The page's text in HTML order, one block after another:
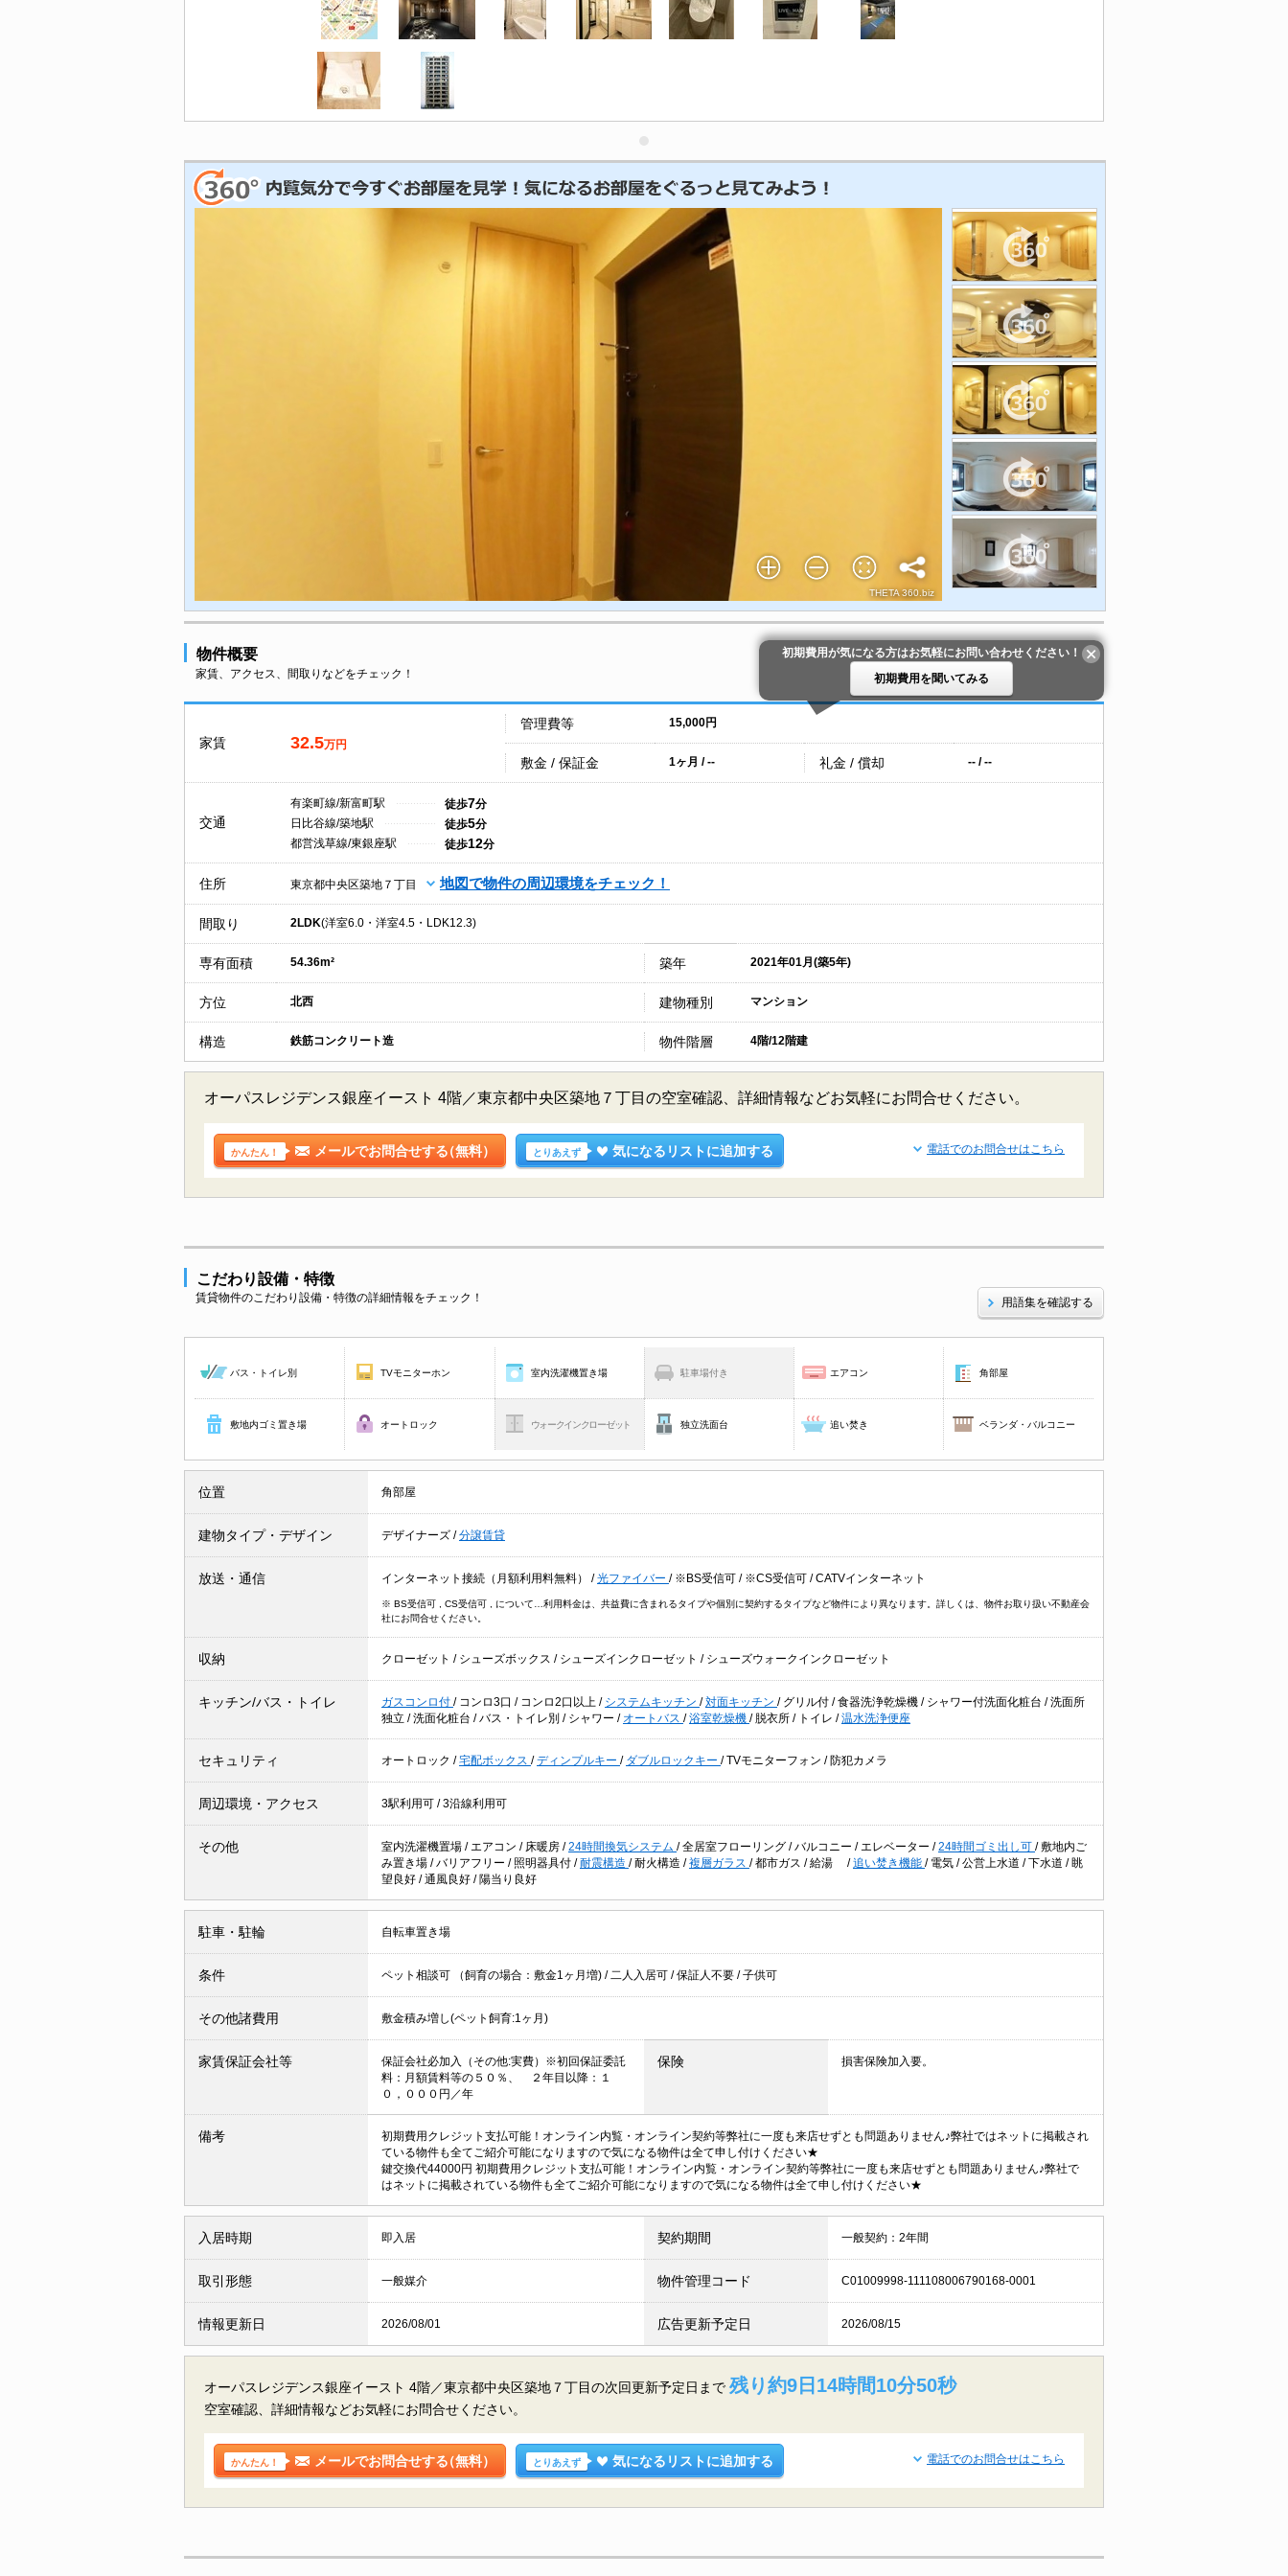
物件概要
家賃、アクセス、間取りなどをチェック！
初期費用が気になる方はお気軽にお問い合わせください！
初期費用を聞いてみる
家賃 32.5万円
管理費等 15,000円
敷金 / 保証金 1ヶ月 / -- 礼金 / 償却 -- / --
交通
有楽町線/新富町駅 徒歩7分
日比谷線/築地駅
徒歩5分
都営浅草線/東銀座駅
徒歩12分
住所 東京都中央区築地７丁目 地図で物件の周辺環境をチェック！
間取り 2LDK(洋室6.0・洋室4.5・LDK12.3)
専有面積 54.36m² 築年 2021年01月(築5年)
方位 北西 建物種別 マンション
構造 鉄筋コンクリート造 物件階層 4階/12階建
オーパスレジデンス銀座イースト 4階／東京都中央区築地７丁目の空室確認、詳細情報などお気軽にお問合せください。
かんたん！ メールでお問合せする（無料） とりあえず 気になるリストに追加する 電話でのお問合せはこちら
こだわり設備・特徴
賃貸物件のこだわり設備・特徴の詳細情報をチェック！ 用語集を確認する
バス・トイレ別 TVモニターホン 室内洗濯機置き場 駐車場付き エアコン 角部屋
敷地内ゴミ置き場 オートロック ウォークインクローゼット 独立洗面台 追い焚き ベランダ・バルコニー
位置 角部屋
建物タイプ・デザイン デザイナーズ /分譲賃貸
放送・通信 インターネット接続（月額利用料無料） /光ファイバー / ※BS受信可 / ※CS受信可 /CATVインターネット
※ BS受信可 , CS受信可 , について…利用料金は、共益費に含まれるタイプや個別に契約するタイプなど物件により異なります。詳しくは、物件お取り扱い不動産会
社にお問合せください。
収納 クローゼット / シューズボックス / シューズインクローゼット / シューズウォークインクローゼット
キッチン/バス・トイレ ガスコンロ付 / コンロ3口 / コンロ2口以上 / システムキッチン /対面キッチン / グリル付 /食器洗浄乾燥機 / シャワー付洗面化粧台 /洗面所
独立 /洗面化粧台 /バス・トイレ別 / シャワー / オートバス /浴室乾燥機 / 脱衣所 / トイレ /温水洗浄便座
セキュリティ オートロック /宅配ボックス /ディンプルキー / ダブルロックキー /TVモニターフォン / 防犯カメラ
周辺環境・アクセス 3駅利用可 /3沿線利用可
その他 室内洗濯機置場 / エアコン / 床暖房 /24時間換気システム /全居室フローリング /バルコニー / エレベーター /24時間ゴミ出し可 /敷地内ご
み置き場 /バリアフリー / 照明器具付 /耐震構造 /耐火構造 /複層ガラス /都市ガス /給湯 /追い焚き機能 / 電気 /公営上水道 /下水道 / 眺
望良好 /通風良好 / 陽当り良好
駐車・駐輪 自転車置き場
条件 ペット相談可 （飼育の場合：敷金1ヶ月増) / 二人入居可 /保証人不要 /子供可
その他諸費用 敷金積み増し(ペット飼育:1ヶ月)
家賃保証会社等
保証会社必加入（その他:実費）※初回保証委託
料：月額賃料等の５０％、 ２年目以降：１
０，０００円／年
保険 損害保険加入要。
備考
初期費用クレジット支払可能！オンライン内覧・オンライン契約等弊社に一度も来店せずとも問題ありません♪弊社ではネットに掲載され
ている物件も全てご紹介可能になりますので気になる物件は全て申し付けください★
鍵交換代44000円 初期費用クレジット支払可能！オンライン内覧・オンライン契約等弊社に一度も来店せずとも問題ありません♪弊社で
はネットに掲載されている物件も全てご紹介可能になりますので気になる物件は全て申し付けください★
入居時期 即入居 契約期間 一般契約：2年間
取引形態 一般媒介 物件管理コード C01009998-111108006790168-0001
情報更新日 2026/08/01 広告更新予定日 2026/08/15
オーパスレジデンス銀座イースト 4階／東京都中央区築地７丁目の次回更新予定日まで 残り約9日14時間10分48秒
空室確認、詳細情報などお気軽にお問合せください。
かんたん！ メールでお問合せする（無料） とりあえず 気になるリストに追加する 電話でのお問合せはこちら